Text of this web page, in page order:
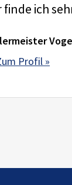
ich
Profil »